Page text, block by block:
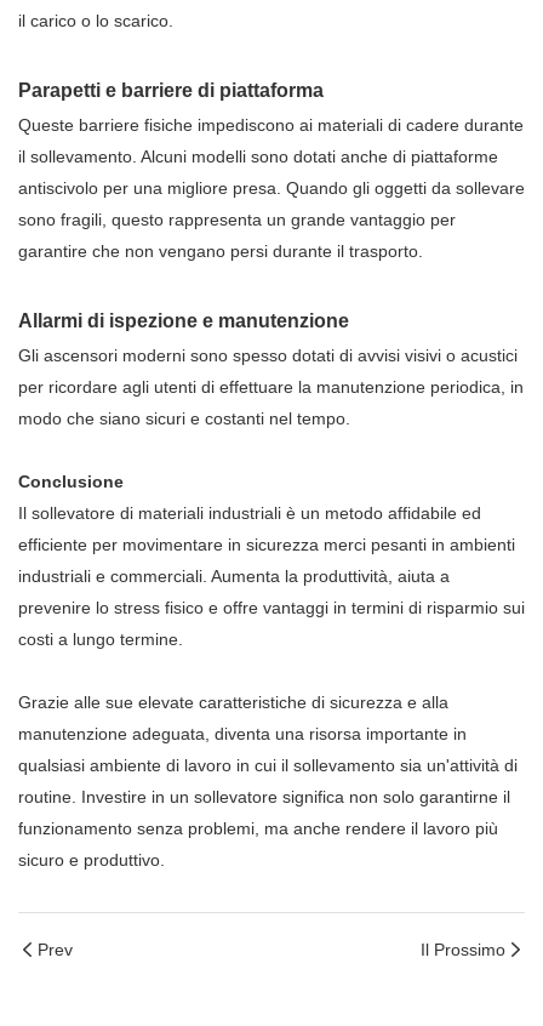
il carico o lo scarico.
Parapetti e barriere di piattaforma
Queste barriere fisiche impediscono ai materiali di cadere durante
il sollevamento. Alcuni modelli sono dotati anche di piattaforme
antiscivolo per una migliore presa. Quando gli oggetti da sollevare
sono fragili, questo rappresenta un grande vantaggio per
garantire che non vengano persi durante il trasporto.
Allarmi di ispezione e manutenzione
Gli ascensori moderni sono spesso dotati di avvisi visivi o acustici
per ricordare agli utenti di effettuare la manutenzione periodica, in
modo che siano sicuri e costanti nel tempo.
Conclusione
Il sollevatore di materiali industriali è un metodo affidabile ed
efficiente per movimentare in sicurezza merci pesanti in ambienti
industriali e commerciali. Aumenta la produttività, aiuta a
prevenire lo stress fisico e offre vantaggi in termini di risparmio sui
costi a lungo termine.
Grazie alle sue elevate caratteristiche di sicurezza e alla
manutenzione adeguata, diventa una risorsa importante in
qualsiasi ambiente di lavoro in cui il sollevamento sia un'attività di
routine. Investire in un sollevatore significa non solo garantirne il
funzionamento senza problemi, ma anche rendere il lavoro più
sicuro e produttivo.
Prev Il Prossimo